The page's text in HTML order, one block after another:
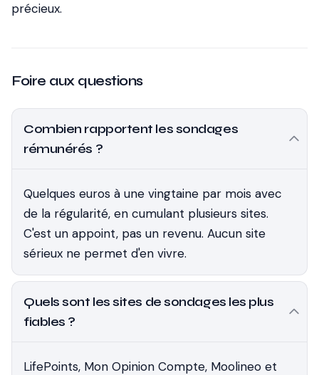
précieux.
Foire aux questions
Combien rapportent les sondages
rémunérés ?
Quelques euros à une vingtaine par mois avec
de la régularité, en cumulant plusieurs sites.
C'est un appoint, pas un revenu. Aucun site
sérieux ne permet d'en vivre.
Quels sont les sites de sondages les plus
fiables ?
LifePoints, Mon Opinion Compte, Moolineo et